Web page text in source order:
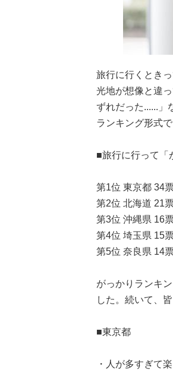
旅行に行くとき
光地が想像と違
ずれだった......」
ランキング形式
■旅行に行って「
第1位 東京都 34
第2位 北海道 21
第3位 沖縄県 16
第4位 埼玉県 15
第5位 奈良県 14
がっかりランキ
した。続いて、
■東京都
・人が多すぎて